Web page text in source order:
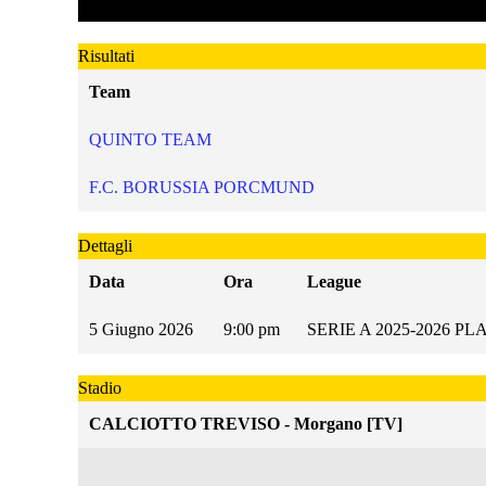
Risultati
Team
QUINTO TEAM
F.C. BORUSSIA PORCMUND
Dettagli
Data
Ora League
5 Giugno 2026 9:00 pm SERIE A 2025-2026
Stadio
CALCIOTTO TREVISO - Morgano [TV]